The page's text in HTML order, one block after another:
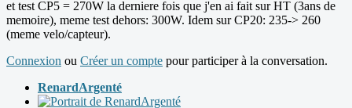
et test CP5 = 270W la derniere fois que j'en ai fait sur HT (3ans de
memoire), meme test dehors: 300W. Idem sur CP20: 235-> 260
(meme velo/capteur).
Connexion ou Créer un compte pour participer à la conversation.
RenardArgenté